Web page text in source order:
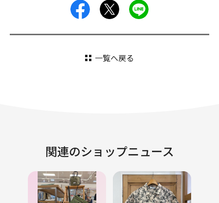
facebook
一覧へ戻る
関連のショップニュース